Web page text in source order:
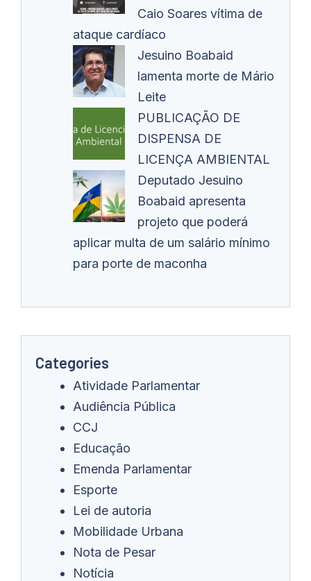
Caio Soares vítima de
ataque cardíaco
Jesuino Boabaid
lamenta morte de Mário
Leite
PUBLICAÇÃO DE
DISPENSA DE
LICENÇA AMBIENTAL
Deputado Jesuino
Boabaid apresenta
projeto que poderá
aplicar multa de um salário mínimo
para porte de maconha
Categories
Atividade Parlamentar
Audiência Pública
CCJ
Educação
Emenda Parlamentar
Esporte
Lei de autoria
Mobilidade Urbana
Nota de Pesar
Notícia